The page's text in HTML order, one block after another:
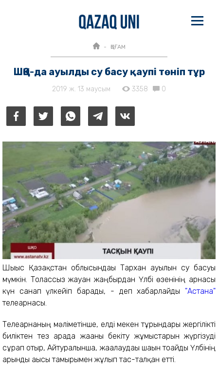
ҚОҒАМ
ШҚО-да ауылды су басу қаупі төніп тұр
2019 ж. 13 маусым 3358 0
Шығыс Қазақстан облысындағы Тархан ауылын су басуы
мүмкін. Толассыз жауған жаңбырдан Үлбі өзенінің арнасы
күн санап үлкейіп барады, - деп хабарлайды "Астана"
телеарнасы.
Телеарнаның мәліметінше, елді мекен тұрғындары жергілікті
биліктен тез арада жағаны бекіту жұмыстарын жүргізуді
сұрап отыр, Айтуралынша, жағалаудағы шағын тоғайды Үлбінің
арынды ағысы тамырымен жұлып тас-талқан етті.